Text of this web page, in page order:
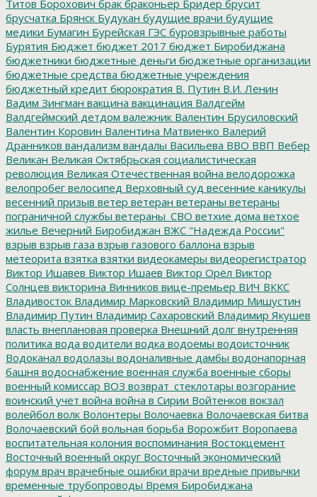
Титов Борохович брак браконьер Бридер брусит
брусчатка Брянск Будукан будущие врачи будущие
медики Бумагин Бурейская ГЭС буровзрывные работы
Бурятия Бюджет бюджет 2017 бюджет Биробиджана
бюджетники бюджетные деньги бюджетные организации
бюджетные средства бюджетные учреждения
бюджетный кредит бюрократия В. Путин В.И. Ленин
Вадим Зингман вакцина вакцинация Валдгейм
Валдгеймский детдом валежник Валентин Брусиловский
Валентин Коровин Валентина Матвиенко Валерий
Дранников вандализм вандалы Васильева ВВО ВВП Вебер
Великан Великая Октябрьская социалистическая
революция Великая Отечественная война велодорожка
велопробег велосипед Верховный суд весенние каникулы
весенний призыв ветер ветеран ветераны ветераны
пограничной службы ветераны_СВО ветхие дома ветхое
жилье Вечерний Биробиджан ВЖС "Надежда России"
взрыв взрыв газа взрыв газового баллона взрыв
метеорита взятка взятки видеокамеры видеорегистратор
Виктор Ишавев Виктор Ишаев Виктор Орёл Виктор
Солнцев викторина Винников вице-премьер ВИЧ ВККС
Владивосток Владимир Марковский Владимир Мишустин
Владимир Путин Владимир Сахаровский Владимир Якушев
власть внеплановая проверка Внешний долг внутренняя
политика вода водители водка водоемы водоисточник
Водоканал водолазы водоналивные дамбы водонапорная
башня водоснабжение военная служба военные сборы
военный комиссар ВОЗ возврат_стеклотары возгорание
воинский учет война война в Сирии Войтенков вокзал
волейбол волк Волонтеры Волочаевка Волочаевская битва
Волочаевский бой вольная борьба Ворожбит Воропаева
воспитательная колония воспоминания Востокцемент
Восточный военный округ Восточный экономический
форум врач врачебные ошибки врачи вредные привычки
временные трубопроводы Время Биробиджана